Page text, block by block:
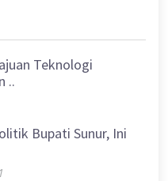
Teknologi
..
Bupati Sunur, Ini